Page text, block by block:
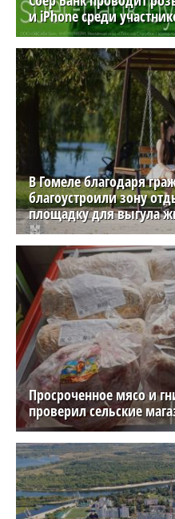
и iPhone среди
В Гомеле благодаря
благоустроили зону
площадку для выгула
Просроченное мясо и
проверил сельские